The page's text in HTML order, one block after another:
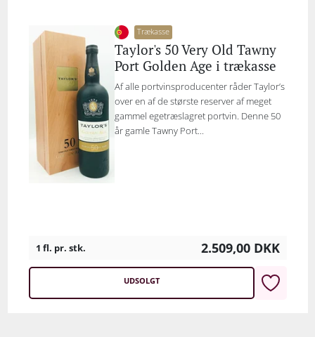
Trækasse
Taylor's 50 Very Old Tawny
Port Golden Age i trækasse
Af alle portvinsproducenter råder Taylor’s
over en af de største reserver af meget
gammel egetræslagret portvin. Denne 50
år gamle Tawny Port...
1 fl. pr. stk. 2.509,00 DKK
UDSOLGT